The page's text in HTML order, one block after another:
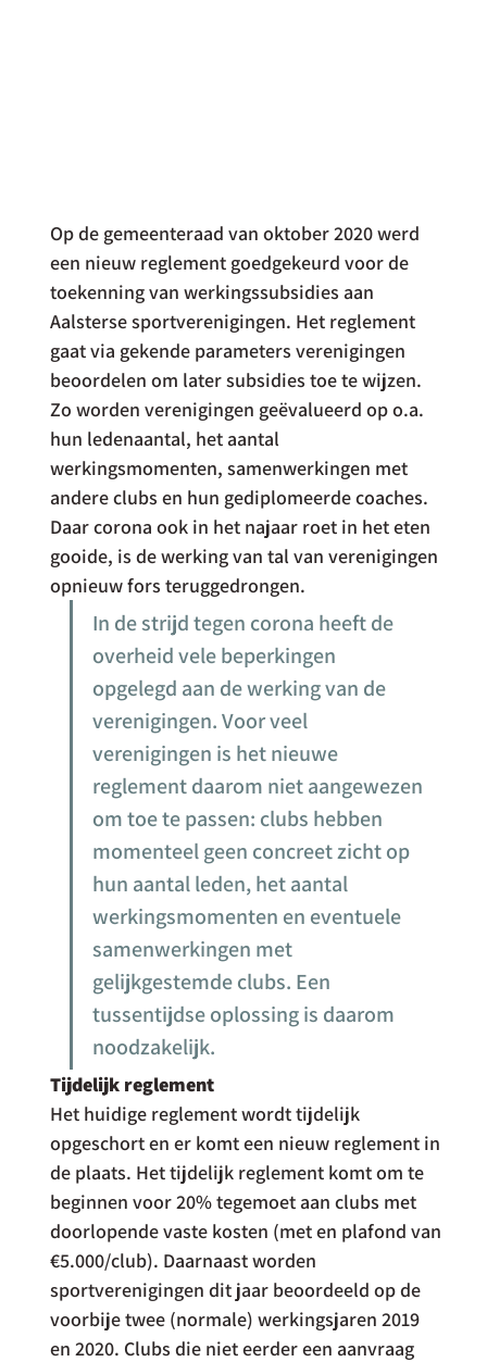
Op de gemeenteraad van oktober 2020 werd
een nieuw reglement goedgekeurd voor de
toekenning van werkingssubsidies aan
Aalsterse sportverenigingen. Het reglement
gaat via gekende parameters verenigingen
beoordelen om later subsidies toe te wijzen.
Zo worden verenigingen geëvalueerd op o.a.
hun ledenaantal, het aantal
werkingsmomenten, samenwerkingen met
andere clubs en hun gediplomeerde coaches.
Daar corona ook in het najaar roet in het eten
gooide, is de werking van tal van verenigingen
opnieuw fors teruggedrongen.
In de strijd tegen corona heeft de
overheid vele beperkingen
opgelegd aan de werking van de
verenigingen. Voor veel
verenigingen is het nieuwe
reglement daarom niet aangewezen
om toe te passen: clubs hebben
momenteel geen concreet zicht op
hun aantal leden, het aantal
werkingsmomenten en eventuele
samenwerkingen met
gelijkgestemde clubs. Een
tussentijdse oplossing is daarom
noodzakelijk.
Tijdelijk reglement
Het huidige reglement wordt tijdelijk
opgeschort en er komt een nieuw reglement in
de plaats. Het tijdelijk reglement komt om te
beginnen voor 20% tegemoet aan clubs met
doorlopende vaste kosten (met en plafond van
€5.000/club). Daarnaast worden
sportverenigingen dit jaar beoordeeld op de
voorbije twee (normale) werkingsjaren 2019
en 2020. Clubs die niet eerder een aanvraag